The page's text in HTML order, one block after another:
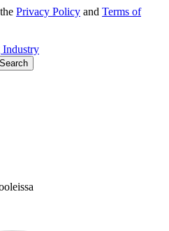
Privacy Policy and Terms of